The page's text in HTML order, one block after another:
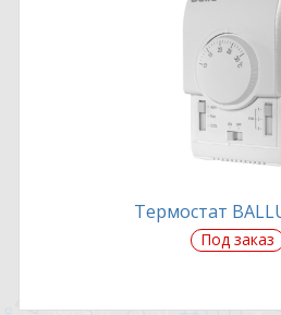
Термостат
Под заказ